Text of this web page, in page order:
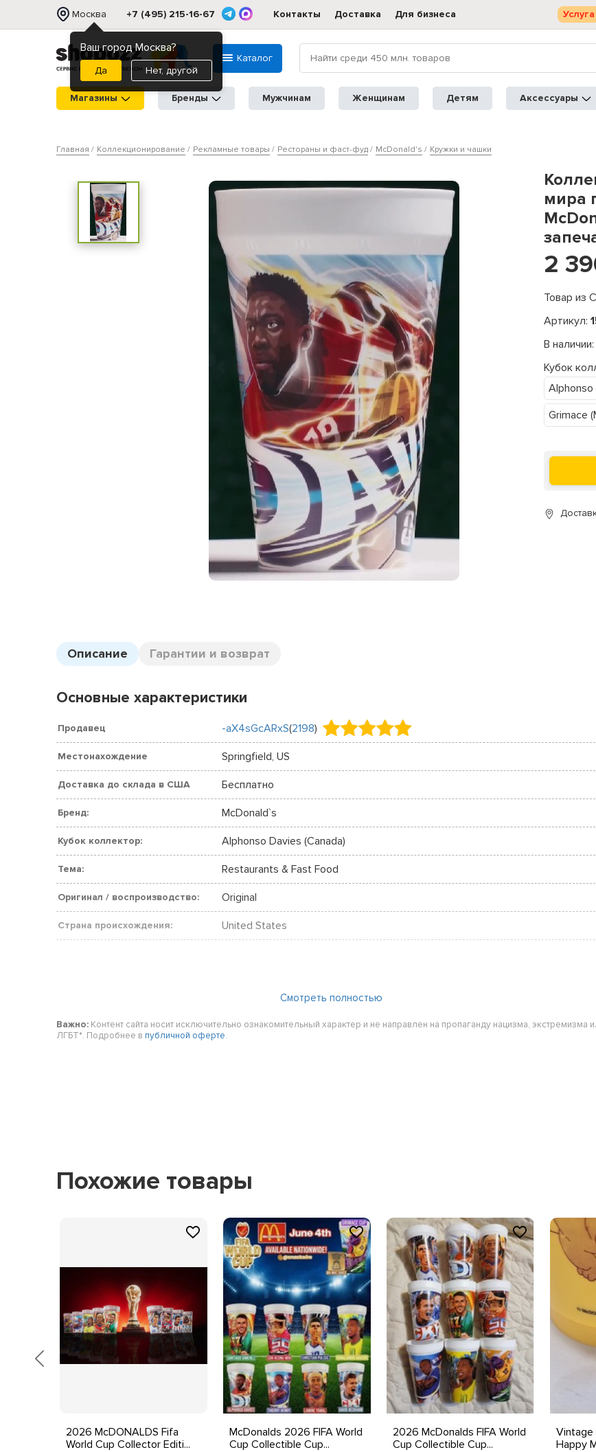
Москва
Ваш город Москва?
Нет, другой
+7 (495) 215-16-67 Контакты Доставка Для бизнеса
Каталог
Магазины Бренды Мужчинам Женщинам Детям Аксессуары
Главная Коллекционирование Рекламные товары Рестораны и фаст-фуд McDonald's Кружки и чашки
мира
2
Товар из
Артикул:
В наличии:
Кубок
Alphonso
Grimace
Описание Гарантии и возврат
Основные характеристики
Продавец -aX4sGcARxS(2198)
Местонахождение Springfield, US
Доставка до склада в США Бесплатно
Бренд: McDonald`s
Кубок коллектор: Alphonso Davies (Canada)
Тема: Restaurants & Fast Food
Оригинал / воспроизводство: Original
Страна происхождения: United States
Смотреть полностью
Важно: Контент сайта носит исключительно ознакомительный характер и не направлен на пропаганду нацизма, экстремизма
ЛГБТ*. Подробнее в публичной оферте.
Похожие товары
2026 McDONALDS Fifa
World Cup Collector Editi...
McDonalds 2026 FIFA World
Cup Collectible Cup...
2026 McDonalds FIFA World
Cup Collectible Cup...
Vintage
Happy